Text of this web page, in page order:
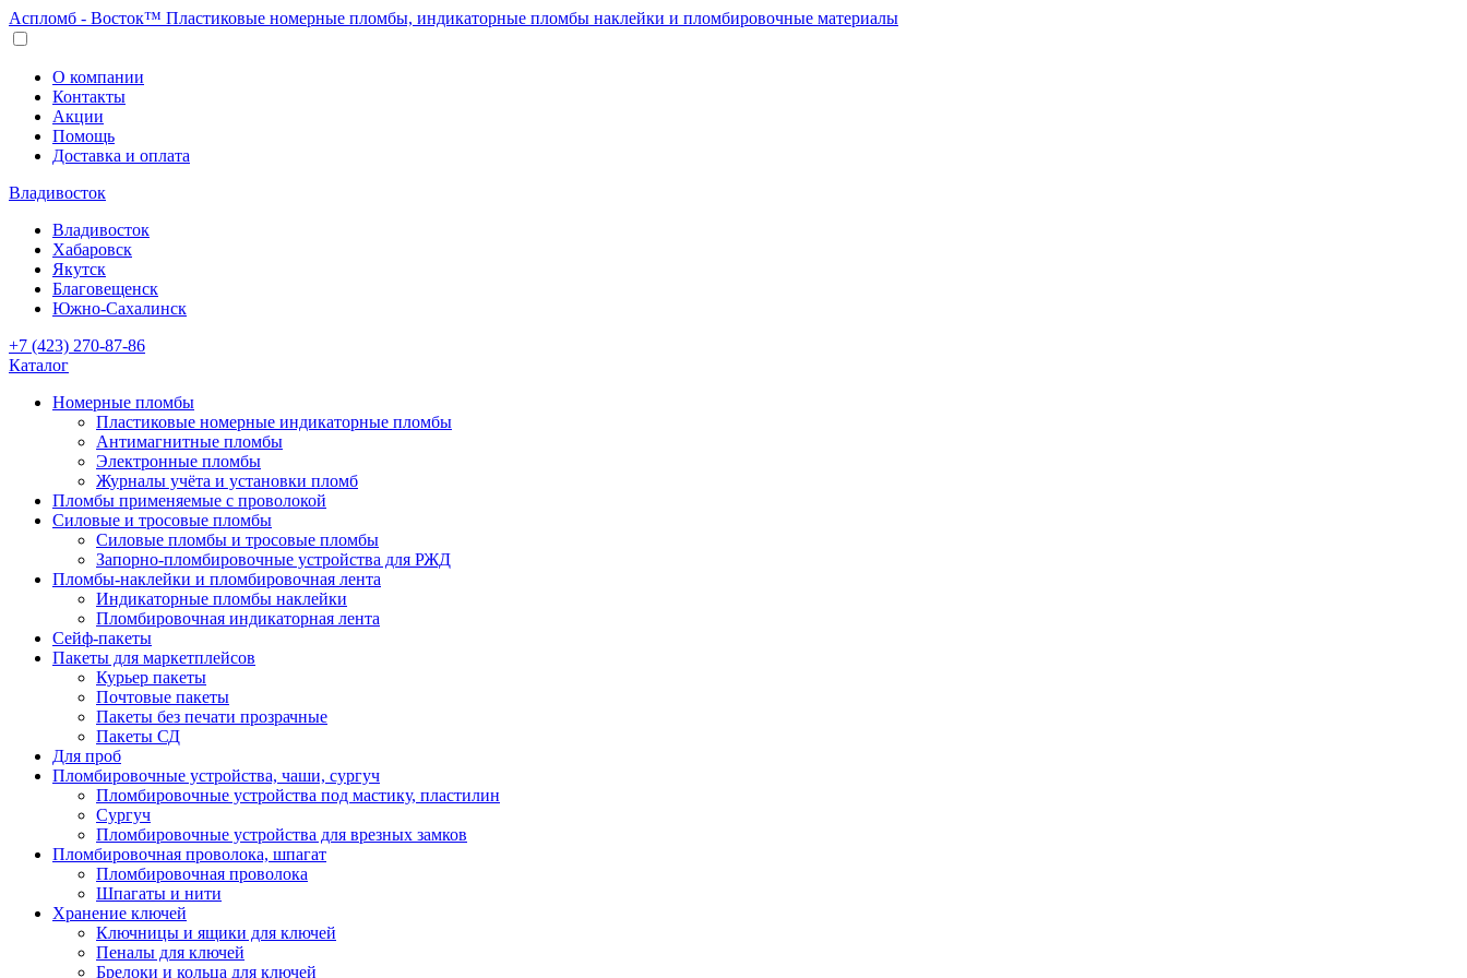
Аспломб - Восток™ Пластиковые номерные пломбы, индикаторные пломбы наклейки и пломбировочные материалы
О компании
Контакты
Акции
Помощь
Доставка и оплата
Владивосток
Владивосток
Хабаровск
Якутск
Благовещенск
Южно-Сахалинск
+7 (423) 270-87-86
Каталог
Номерные пломбы
Пластиковые номерные индикаторные пломбы
Антимагнитные пломбы
Электронные пломбы
Журналы учёта и установки пломб
Пломбы применяемые с проволокой
Силовые и тросовые пломбы
Силовые пломбы и тросовые пломбы
Запорно-пломбировочные устройства для РЖД
Пломбы-наклейки и пломбировочная лента
Индикаторные пломбы наклейки
Пломбировочная индикаторная лента
Сейф-пакеты
Пакеты для маркетплейсов
Курьер пакеты
Почтовые пакеты
Пакеты без печати прозрачные
Пакеты СД
Для проб
Пломбировочные устройства, чаши, сургуч
Пломбировочные устройства под мастику, пластилин
Сургуч
Пломбировочные устройства для врезных замков
Пломбировочная проволока, шпагат
Пломбировочная проволока
Шпагаты и нити
Хранение ключей
Ключницы и ящики для ключей
Пеналы для ключей
Брелоки и кольца для ключей